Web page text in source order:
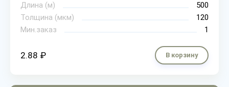
Длина (м)
500
Толщина (мкм)
120
Мин.заказ
1
2.88 ₽ В корзину